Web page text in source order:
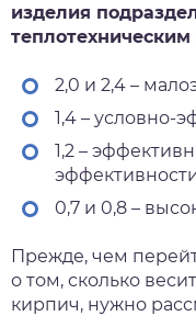
изделия
2,0 и 2,4 –
1,4 – условно-
1,2 –
0,7 и 0,8 –
Прежде, чем
о том, сколько
кирпич, нужно